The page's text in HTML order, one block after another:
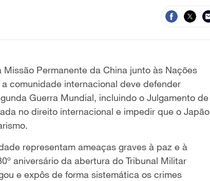
Permanente da China junto às Nações
comunidade internacional deve defender
Guerra Mundial, incluindo o Julgamento de
no direito internacional e impedir que o Japão
representam ameaças graves à paz e à
aniversário da abertura do Tribunal Militar
e expôs de forma sistemática os crimes